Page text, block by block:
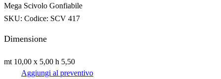
Mega Scivolo Gonfiabile
SKU: Codice: SCV 417
Dimensione
mt 10,00 x 5,00 h 5,50
Aggiungi al preventivo